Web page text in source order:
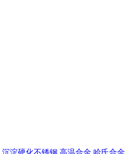
沉淀硬化不锈钢 高温合金 哈氏合金